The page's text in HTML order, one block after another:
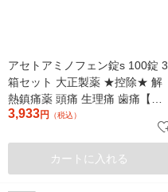
アセトアミノフェン錠s 100錠 3
箱セット 大正製薬 ★控除★ 解
熱鎮痛薬 頭痛 生理痛 歯痛【第2
類医薬品】
3,933円 （税込）
カートに入れる